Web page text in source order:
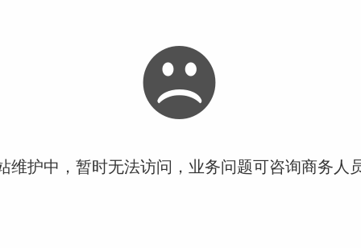
维护中，暂时无法访问，业务问题可咨询商务人